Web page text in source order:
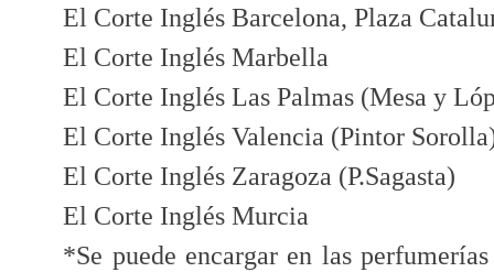
El Corte Inglés Barcelona, Plaza
El Corte Inglés Marbella
El Corte Inglés Las Palmas (Mesa y
El Corte Inglés Valencia (Pintor
El Corte Inglés Zaragoza (P.Sagasta)
El Corte Inglés Murcia
*Se puede encargar en las